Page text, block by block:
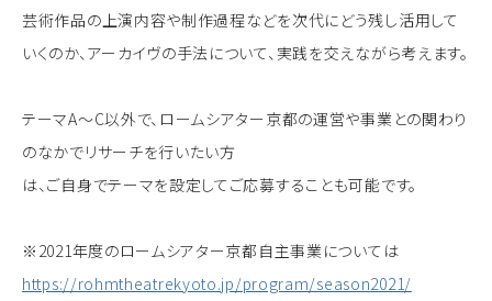
芸術作品の上演内容や制作過程などを次代にどう残し活用して
いくのか、アーカイヴの手法について、実践を交えながら考えます。
テーマA～C以外で、ロームシアター京都の運営や事業との関わり
のなかでリサーチを行いたい方
は、ご自身でテーマを設定してご応募することも可能です。
※2021年度のロームシアター京都自主事業については
https://rohmtheatrekyoto.jp/program/season2021/